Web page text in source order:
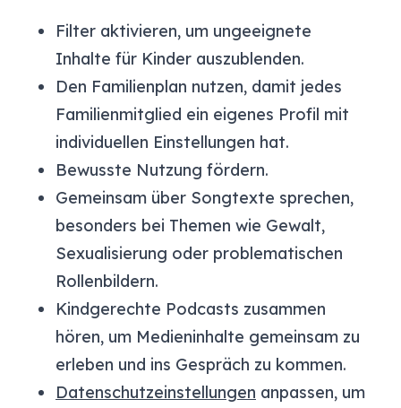
Filter aktivieren, um ungeeignete
Inhalte für Kinder auszublenden.
Den Familienplan nutzen, damit jedes
Familienmitglied ein eigenes Profil mit
individuellen Einstellungen hat.
Bewusste Nutzung fördern.
Gemeinsam über Songtexte sprechen,
besonders bei Themen wie Gewalt,
Sexualisierung oder problematischen
Rollenbildern.
Kindgerechte Podcasts zusammen
hören, um Medieninhalte gemeinsam zu
erleben und ins Gespräch zu kommen.
Datenschutzeinstellungen anpassen, um